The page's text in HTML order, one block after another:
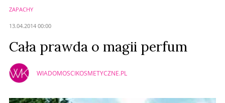
ZAPACHY
13.04.2014 00:00
Cała prawda o magii perfum
WIADOMOSCIKOSMETYCZNE.PL